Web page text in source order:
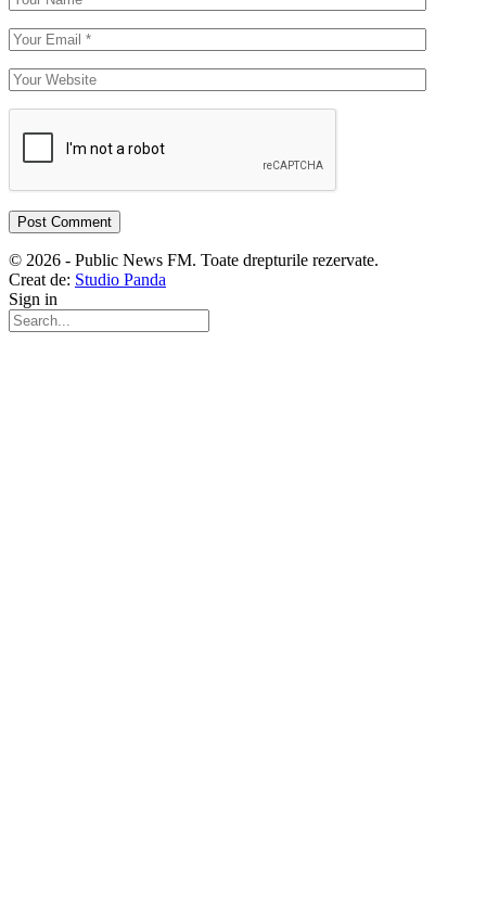
© 2026 - Public News FM. Toate drepturile rezervate.
Creat de: Studio Panda
Sign in